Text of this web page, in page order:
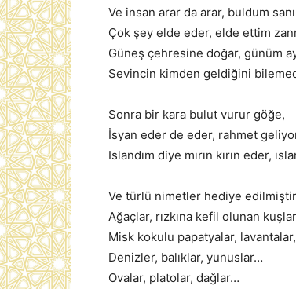
Ve insan arar da arar, buldum
Çok şey elde eder, elde ettim
Güneş çehresine doğar, günüm
Sevincin kimden geldiğini
Sonra bir kara bulut vurur göğe,
İsyan eder de eder, rahmet
Islandım diye mırın kırın eder,
Ve türlü nimetler hediye
Ağaçlar, rızkına kefil olunan
Misk kokulu papatyalar,
Denizler, balıklar, yunuslar…
Ovalar, platolar, dağlar…